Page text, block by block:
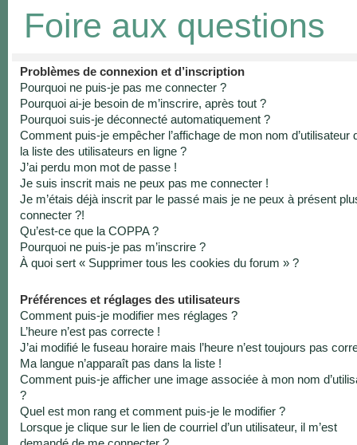
Foire aux questions
Problèmes de connexion et d’inscription
Pourquoi ne puis-je pas me connecter ?
Pourquoi ai-je besoin de m’inscrire, après tout ?
Pourquoi suis-je déconnecté automatiquement ?
Comment puis-je empêcher l’affichage de mon nom d’utilisateur
la liste des utilisateurs en ligne ?
J’ai perdu mon mot de passe !
Je suis inscrit mais ne peux pas me connecter !
Je m’étais déjà inscrit par le passé mais je ne peux à présent
connecter ?!
Qu’est-ce que la COPPA ?
Pourquoi ne puis-je pas m’inscrire ?
À quoi sert « Supprimer tous les cookies du forum » ?
Préférences et réglages des utilisateurs
Comment puis-je modifier mes réglages ?
L’heure n’est pas correcte !
J’ai modifié le fuseau horaire mais l’heure n’est toujours pas
Ma langue n’apparaît pas dans la liste !
Comment puis-je afficher une image associée à mon nom
?
Quel est mon rang et comment puis-je le modifier ?
Lorsque je clique sur le lien de courriel d’un utilisateur, il m’est